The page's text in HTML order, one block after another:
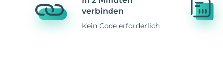
verbinden
Kein Code erforderlich